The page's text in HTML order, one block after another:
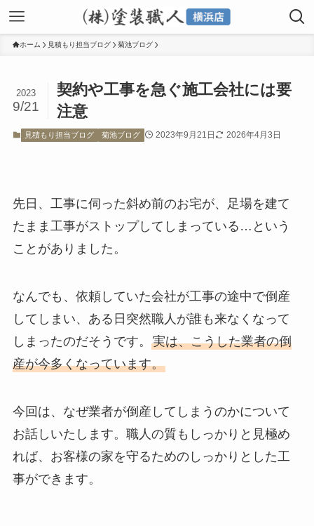
ホーム 見積もり担当ブログ 菊池ブログ
契約や工事を急ぐ施工会社には要
注意
2023
9/21
見積もり担当ブログ 菊池ブログ 2023年9月21日 2026年4月3日
先日、工事に伺った斜め前のお宅が、足場を建て
たまま工事がストップしてしまっている…という
ことがありました。
なんでも、依頼していた会社が工事の途中で倒産
してしまい、ある日突然職人が誰も来なくなって
しまったのだそうです。 実は、こうした業者の倒
産が今多くなっています。
今回は、なぜ業者が倒産してしまうのかについて
お話しいたします。職人の質もしっかりと見極め
れば、お客様の家を守るためのしっかりとした工
事ができます。